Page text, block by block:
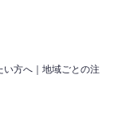
い方へ｜地域ごとの注